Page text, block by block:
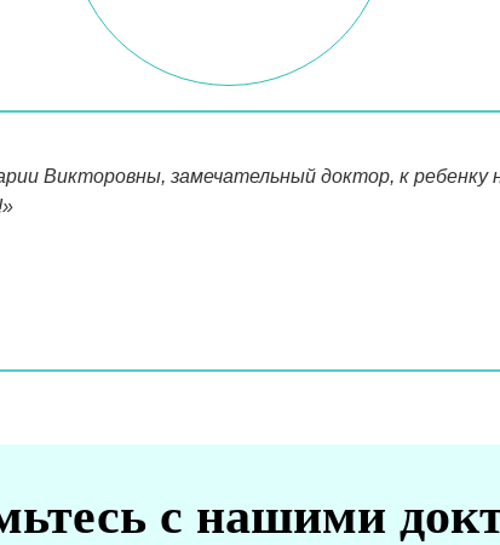
Викторовны, замечательный доктор, к ребенку
с нашими